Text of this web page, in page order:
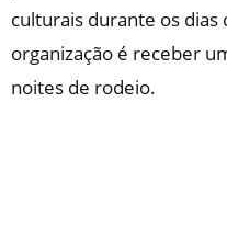
culturais durante os
organização é receber
noites de rodeio.